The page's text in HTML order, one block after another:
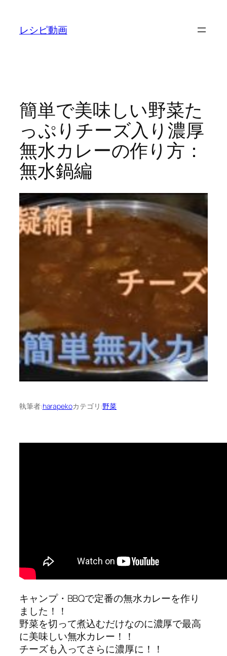
レシピ動画
簡単で美味しい野菜た
っぷりチーズ入り濃厚
無水カレーの作り方：
無水鍋編
執筆者:harapekoカテゴリ:野菜
キャンプ・BBQで定番の無水カレーを作り
ました！！
野菜を切って煮込むだけなのに濃厚で最高
に美味しい無水カレー！！
チーズも入ってさらに濃厚に！！